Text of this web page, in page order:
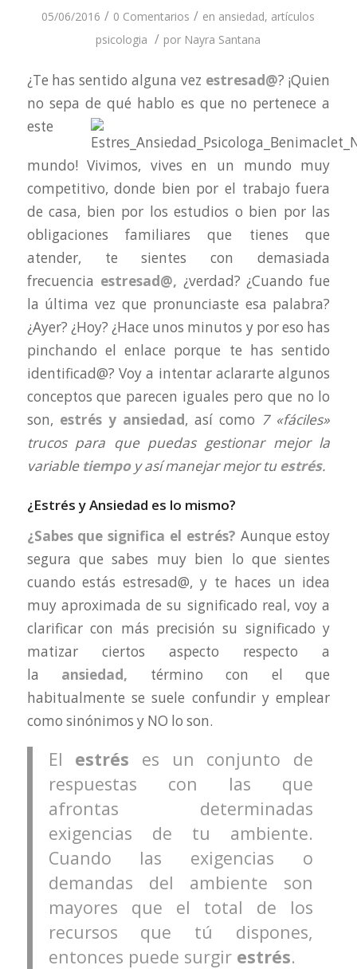
05/06/2016 / 0 Comentarios / en ansiedad, artículos
psicologia / por Nayra Santana
¿Te has sentido alguna vez estresad@? ¡Quien
no sepa de qué hablo es que no pertenece a
este
mundo! Vivimos, vives en un mundo muy
competitivo, donde bien por el trabajo fuera
de casa, bien por los estudios o bien por las
obligaciones familiares que tienes que
atender, te sientes con demasiada
frecuencia estresad@, ¿verdad? ¿Cuando fue
la última vez que pronunciaste esa palabra?
¿Ayer? ¿Hoy? ¿Hace unos minutos y por eso has
pinchando el enlace porque te has sentido
identificad@? Voy a intentar aclararte algunos
conceptos que parecen iguales pero que no lo
son, estrés y ansiedad, así como 7 «fáciles»
trucos para que puedas gestionar mejor la
variable tiempoy así manejar mejor tuestrés.
¿Estrés y Ansiedad es lo mismo?
¿Sabes que significa el estrés? Aunque estoy
segura que sabes muy bien lo que sientes
cuando estás estresad@, y te haces un idea
muy aproximada de su significado real, voy a
clarificar con más precisión su significado y
matizar ciertos aspecto respecto a
la ansiedad, término con el que
habitualmente se suele confundir y emplear
como sinónimos y NO lo son.
El estrés es un conjunto de
respuestas con las que
afrontas determinadas
exigencias de tu ambiente.
Cuando las exigencias o
demandas del ambiente son
mayores que el total de los
recursos que tú dispones,
entonces puede surgir estrés.